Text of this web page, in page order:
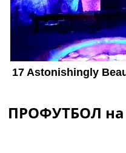
ПРОФУТБОЛ на